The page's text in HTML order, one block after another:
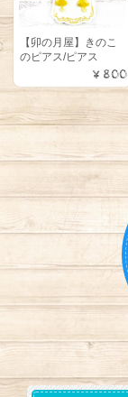
【卯の月屋】きのこ
のピアス/ピアス
¥800